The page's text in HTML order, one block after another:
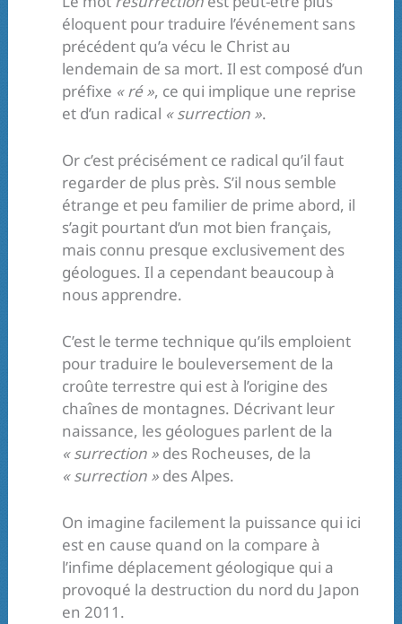
éloquent pour traduire l’événement sans
précédent qu’a vécu le Christ au
lendemain de sa mort. Il est composé d’un
préfixe « ré », ce qui implique une reprise
et d’un radical « surrection ».
Or c’est précisément ce radical qu’il faut
regarder de plus près. S’il nous semble
étrange et peu familier de prime abord, il
s’agit pourtant d’un mot bien français,
mais connu presque exclusivement des
géologues. Il a cependant beaucoup à
nous apprendre.
C’est le terme technique qu’ils emploient
pour traduire le bouleversement de la
croûte terrestre qui est à l’origine des
chaînes de montagnes. Décrivant leur
naissance, les géologues parlent de la
« surrection » des Rocheuses, de la
« surrection » des Alpes.
On imagine facilement la puissance qui ici
est en cause quand on la compare à
l’infime déplacement géologique qui a
provoqué la destruction du nord du Japon
en 2011.